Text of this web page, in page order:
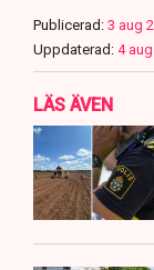
Publicerad: 3 aug
Uppdaterad: 4
LÄS ÄVEN